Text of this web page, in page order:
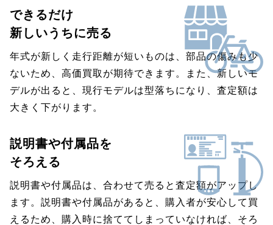
できるだけ
新しいうちに売る
年式が新しく走行距離が短いものは、部品の傷みも少
ないため、高価買取が期待できます。また、新しいモ
デルが出ると、現行モデルは型落ちになり、査定額は
大きく下がります。
説明書や付属品を
そろえる
説明書や付属品は、合わせて売ると査定額がアップし
ます。説明書や付属品があると、購入者が安心して買
えるため、購入時に捨ててしまっていなければ、そろ